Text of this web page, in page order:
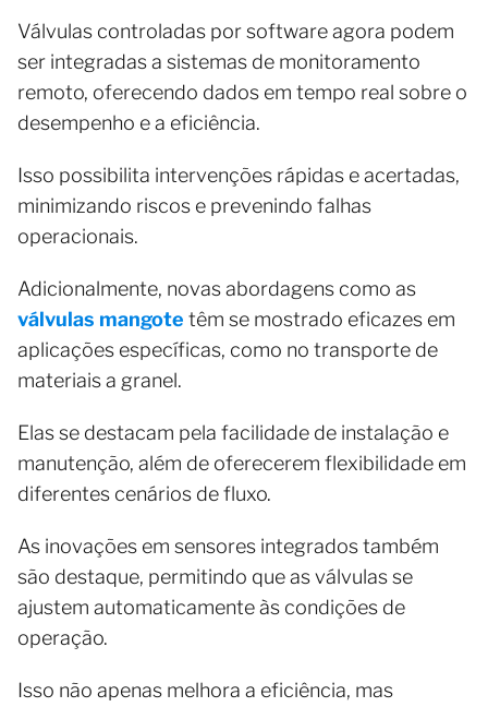
Válvulas controladas por software agora podem
ser integradas a sistemas de monitoramento
remoto, oferecendo dados em tempo real sobre o
desempenho e a eficiência.
Isso possibilita intervenções rápidas e acertadas,
minimizando riscos e prevenindo falhas
operacionais.
Adicionalmente, novas abordagens como as
válvulas mangote têm se mostrado eficazes em
aplicações específicas, como no transporte de
materiais a granel.
Elas se destacam pela facilidade de instalação e
manutenção, além de oferecerem flexibilidade em
diferentes cenários de fluxo.
As inovações em sensores integrados também
são destaque, permitindo que as válvulas se
ajustem automaticamente às condições de
operação.
Isso não apenas melhora a eficiência, mas